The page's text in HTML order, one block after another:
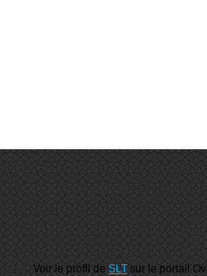
Voir le profil deSLTsur le portail